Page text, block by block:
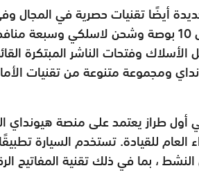
أيضًا تقنيات حصرية في المجال
التكنولوجيا شاشة ملاحة قياس 10 بوصة وشحن
وفتحات الناشر المبتكرة
ومجموعة متنوعة من تقنيات
أول طراز يعتمد على منصة هيونداي
للقيادة. تستخدم السيارة
النشط ، بما في ذلك تقنية